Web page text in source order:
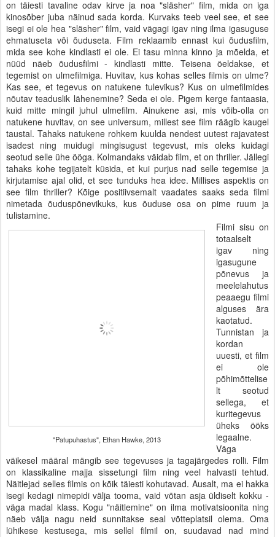
on täiesti tavaline odav kirve ja noa "släsher" film, mida on iga
kinosõber juba näinud sada korda. Kurvaks teeb veel see, et see
isegi ei ole hea "släsher" film, vaid vägagi igav ning ilma igasuguse
ehmatuseta või õuduseta. Film reklaamib ennast kui õudusfilm,
mida see kohe kindlasti ei ole. Ei tasu minna kinno ja mõelda, et
nüüd näeb õudusfilmi - kindlasti mitte. Teisena öeldakse, et
tegemist on ulmefilmiga. Huvitav, kus kohas selles filmis on ulme?
Kas see, et tegevus on natukene tulevikus? Kus on ulmefilmides
nõutav teaduslik lähenemine? Seda ei ole. Pigem kerge fantaasia,
kuid mitte mingil juhul ulmefilm. Ainukene asi, mis võib-olla on
natukene huvitav, on see universum, millest see film räägib kaugel
taustal. Tahaks natukene rohkem kuulda nendest uutest rajavatest
isadest ning muidugi mingisugust tegevust, mis oleks kuidagi
seotud selle ühe ööga. Kolmandaks väidab film, et on thriller. Jällegi
tahaks kohe tegijatelt küsida, et kui purjus nad selle tegemise ja
kirjutamise ajal olid, et see tunduks hea idee. Millises aspektis on
see film thriller? Kõige positiivsemalt vaadates saaks seda filmi
nimetada õuduspõnevikuks, kus õuduse osa on pime ruum ja
tulistamine.
"Patupuhastus", Ethan Hawke, 2013
Filmi sisu on
totaalselt
igav ning
igasugune
põnevus ja
meelelahutus
peaaegu filmi
alguses ära
kaotatud.
Tunnistan ja
kordan
uuesti, et film
ei ole
põhimõttelise
lt seotud
sellega, et
kuritegevus
üheks ööks
legaalne.
Väga
väikesel määral mängib see tegevuses ja tagajärgedes rolli. Film
on klassikaline majja sissetungi film ning veel halvasti tehtud.
Näitlejad selles filmis on kõik täiesti kohutavad. Ausalt, ma ei hakka
isegi kedagi nimepidi välja tooma, vaid võtan asja üldiselt kokku -
väga madal klass. Kogu "näitlemine" on ilma motivatsioonita ning
näeb välja nagu neid sunnitakse seal võtteplatsil olema. Oma
lühikese kestusega, mis sellel filmil on, suudavad nad mind